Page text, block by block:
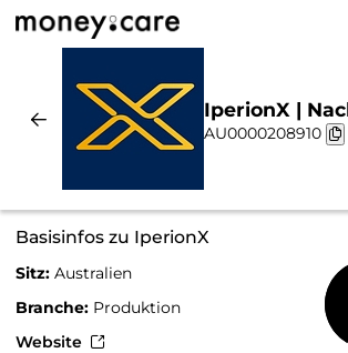
IperionX |
Chart
AU0000208910
Basisinfos zu IperionX
Sitz: Australien
Branche: Produktion
Website